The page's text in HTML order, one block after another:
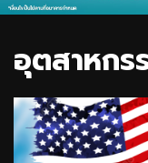
อุตสาหกร